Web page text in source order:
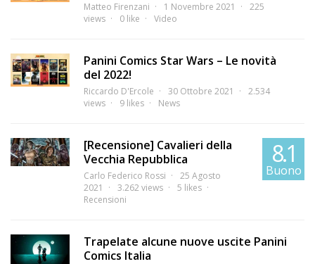
Matteo Firenzani 1 Novembre 2021
225
views
0 like Video
Panini Comics Star Wars – Le novità
del 2022!
Riccardo D'Ercole 30 Ottobre 2021
2.534
views
9 likes News
[Recensione] Cavalieri della
Vecchia Repubblica
Carlo Federico Rossi
25 Agosto
2021
3.262 views
5 likes
Recensioni
8.1
Buono
Trapelate alcune nuove uscite Panini
Comics Italia